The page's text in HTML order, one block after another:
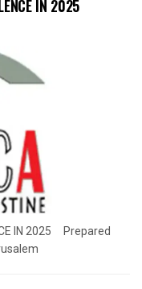
IN 2025
IN 2025 Prepared